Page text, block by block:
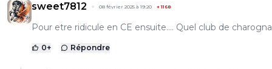
sweet7812 08 février 2025 à 19:20 +1168
Pour etre ridicule en CE ensuite.... Quel club de
0+ Répondre